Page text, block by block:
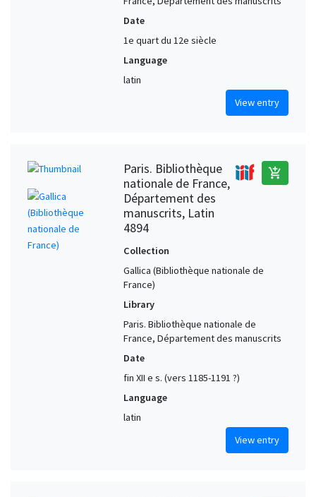
Date
1e quart du 12e siècle
Language
latin
View entry
Paris. Bibliothèque
nationale de France,
Département des
manuscrits, Latin
4894
add_shopping_cart
Collection
Gallica (Bibliothèque nationale de
France)
Library
Paris. Bibliothèque nationale de
France, Département des manuscrits
Date
fin XII e s. (vers 1185-1191 ?)
Language
latin
View entry